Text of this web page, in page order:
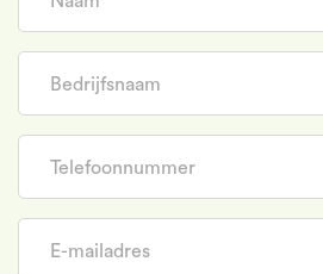
Bedrijfsnaam
Telefoonnummer
E-mailadres